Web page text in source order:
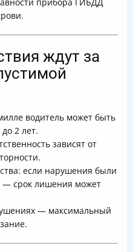
прибора ГИБДД
ждут за
водитель может быть
2 лет.
зависят от
если нарушения были
срок лишения может
— максимальный